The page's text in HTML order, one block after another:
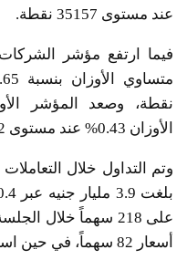
عند مستوى 35157 نقطة.
الأوزان 0.43% عند مستوى 14432 نقطة.
أسعار 82 سهماً، في حين استقرت أسعار 26 سهماً دون تغيير.